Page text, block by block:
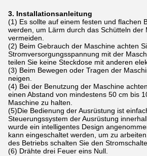
3. Installationsanleitung
(1) Es sollte auf einem festen und flachen
werden, um Lärm durch das Schütteln der
vermeiden.
(2) Beim Gebrauch der Maschine achten
Stromversorgungsspannung mit der
teilen Sie keine Steckdose mit anderen
(3) Beim Bewegen oder Tragen der
neigen.
(4) Bei der Benutzung der Maschine
einen Abstand von mindestens 50 cm bis
Maschine zu halten.
(5)Die Bedienung der Ausrüstung ist
Steuerungssystem der Ausrüstung
wurde ein intelligentes Design
kann eingeschaltet werden, um zu
des Betriebs schalten Sie den
(6) Drähte drei Feuer eins Null.